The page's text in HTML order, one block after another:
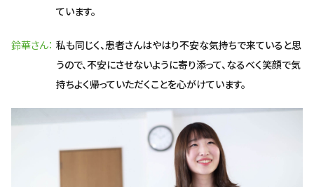
ています。
鈴華さん 私も同じく、患者さんはやはり不安な気持ちで来ていると思
うので、不安にさせないように寄り添って、なるべく笑顔で気
持ちよく帰っていただくことを心がけています。